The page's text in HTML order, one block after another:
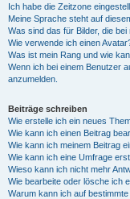
Ich habe die Zeitzone
Meine Sprache steht auf
Was sind das für Bilder, die
Wie verwende ich einen
Was ist mein Rang und wie
Wenn ich bei einem Benutzer
anzumelden.
Beiträge schreiben
Wie erstelle ich ein neues
Wie kann ich einen Beitrag
Wie kann ich meinem Beitrag
Wie kann ich eine Umfrage
Wieso kann ich nicht mehr
Wie bearbeite oder lösche ich
Warum kann ich auf